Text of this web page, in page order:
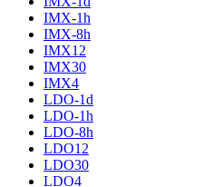
IMX-1h
IMX-8h
IMX12
IMX30
IMX4
LDO-1d
LDO-1h
LDO-8h
LDO12
LDO30
LDO4